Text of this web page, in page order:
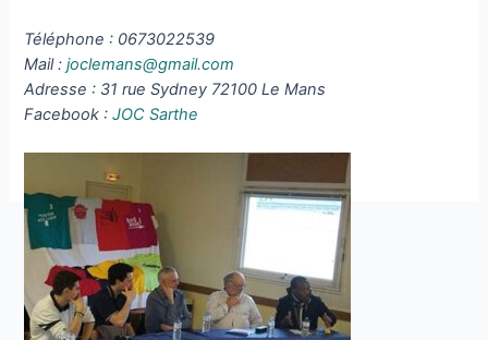
Téléphone : 0673022539
Mail :joclemans@gmail.com
Adresse : 31 rue Sydney 72100 Le Mans
Facebook :JOC Sarthe